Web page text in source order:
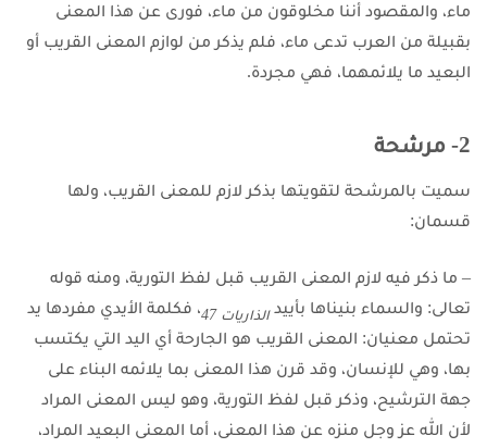
ماء، والمقصود أننا مخلوقون من ماء، فورى عن هذا المعنى
بقبيلة من العرب تدعى ماء، فلم يذكر من لوازم المعنى القريب أو
البعيد ما يلائمهما، فهي مجردة.
2- مرشحة
سميت بالمرشحة لتقويتها بذكر لازم للمعنى القريب، ولها
قسمان:
– ما ذكر فيه لازم المعنى القريب قبل لفظ التورية، ومنه قوله
تعالى: والسماء بنيناها بأييدالذاريات 47
، فكلمة الأيدي مفردها يد
تحتمل معنيان: المعنى القريب هو الجارحة أي اليد التي يكتسب
بها، وهي للإنسان، وقد قرن هذا المعنى بما يلائمه البناء على
جهة الترشيح، وذكر قبل لفظ التورية، وهو ليس المعنى المراد
لأن الله عز وجل منزه عن هذا المعنى، أما المعنى البعيد المراد،